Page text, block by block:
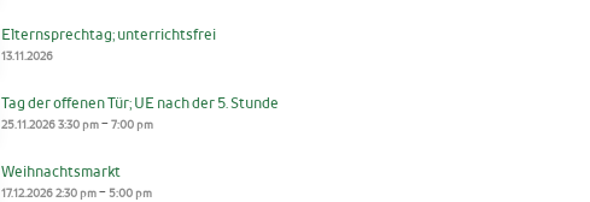
Elternsprechtag; unterrichtsfrei
13.11.2026
Tag der offenen Tür; UE nach der 5. Stunde
25.11.20263:30 pm-7:00 pm
Weihnachtsmarkt
17.12.20262:30 pm- 5:00 pm